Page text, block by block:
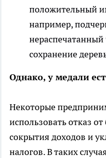
положительный
например,
сохранение
Однако, у медали
Некоторые
использовать отказ
сокрытия доходов и
налогов. В таких